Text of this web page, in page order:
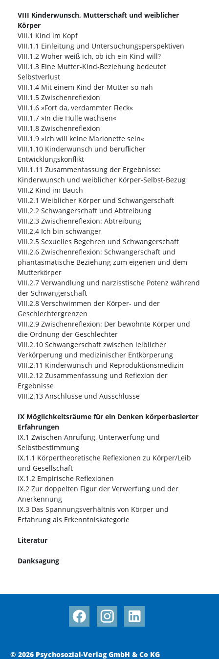
VIII Kinderwunsch, Mutterschaft und weiblicher
Körper
VIII.1 Kind im Kopf
VIII.1.1 Einleitung und Untersuchungsperspektiven
VIII.1.2 Woher weiß ich, ob ich ein Kind will?
VIII.1.3 Eine Mutter-Kind-Beziehung bedeutet
Selbstverlust
VIII.1.4 Mit einem Kind der Mutter so nah
VIII.1.5 Zwischenreflexion
VIII.1.6 »Fort da, verdammter Fleck«
VIII.1.7 »In die Hülle wachsen«
VIII.1.8 Zwischenreflexion
VIII.1.9 »Ich will keine Marionette sein«
VIII.1.10 Kinderwunsch und beruflicher
Entwicklungskonflikt
VIII.1.11 Zusammenfassung der Ergebnisse:
Kinderwunsch und weiblicher Körper-Selbst-Bezug
VIII.2 Kind im Bauch
VIII.2.1 Weiblicher Körper und Schwangerschaft
VIII.2.2 Schwangerschaft und Abtreibung
VIII.2.3 Zwischenreflexion: Abtreibung
VIII.2.4 Ich bin schwanger
VIII.2.5 Sexuelles Begehren und Schwangerschaft
VIII.2.6 Zwischenreflexion: Schwangerschaft und
phantasmatische Beziehung zum eigenen und dem
Mutterkörper
VIII.2.7 Verwandlung und narzisstische Potenz während
der Schwangerschaft
VIII.2.8 Verschwimmen der Körper- und der
Geschlechtergrenzen
VIII.2.9 Zwischenreflexion: Der bewohnte Körper und
die Ordnung der Geschlechter
VIII.2.10 Schwangerschaft zwischen leiblicher
Verkörperung und medizinischer Entkörperung
VIII.2.11 Kinderwunsch und Reproduktionsmedizin
VIII.2.12 Zusammenfassung und Reflexion der
Ergebnisse
VIII.2.13 Anschlüsse und Ausschlüsse
IX Möglichkeitsräume für ein Denken körperbasierter
Erfahrungen
IX.1 Zwischen Anrufung, Unterwerfung und
Selbstbestimmung
IX.1.1 Körpertheoretische Reflexionen zu Körper/Leib
und Gesellschaft
IX.1.2 Empirische Reflexionen
IX.2 Zur doppelten Figur der Verwerfung und der
Anerkennung
IX.3 Das Spannungsverhältnis von Körper und
Erfahrung als Erkenntniskategorie
Literatur
Danksagung
© 2026 Psychosozial-Verlag GmbH & Co KG